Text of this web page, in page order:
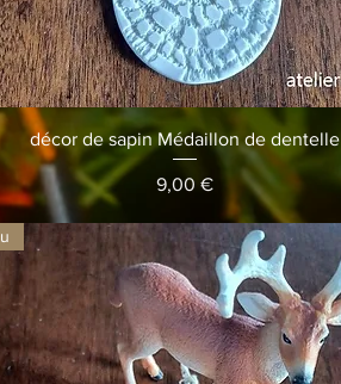
Aperçu rapide
décor de sapin Médaillon de dentelle
Prix
9,00 €